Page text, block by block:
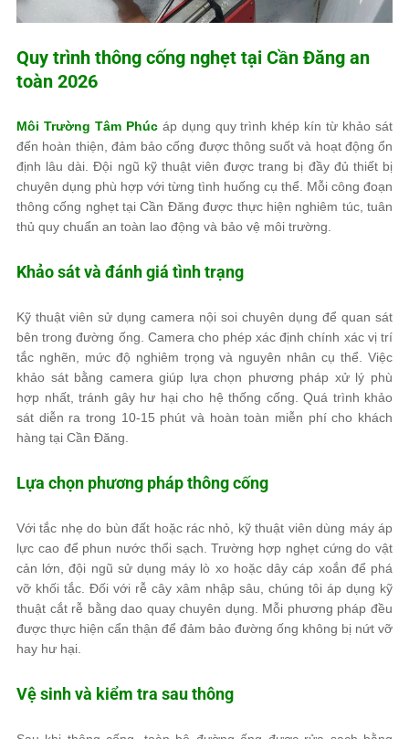
Quy trình thông cống nghẹt tại Cần Đăng an
toàn 2026
Môi Trường Tâm Phúcáp dụng quy trình khép kín từ khảo sát
đến hoàn thiện, đảm bảo cống được thông suốt và hoạt động ổn
định lâu dài. Đội ngũ kỹ thuật viên được trang bị đầy đủ thiết bị
chuyên dụng phù hợp với từng tình huống cụ thể. Mỗi công đoạn
thông cống nghẹt tại Cần Đăng được thực hiện nghiêm túc, tuân
thủ quy chuẩn an toàn lao động và bảo vệ môi trường.
Khảo sát và đánh giá tình trạng
Kỹ thuật viên sử dụng camera nội soi chuyên dụng để quan sát
bên trong đường ống. Camera cho phép xác định chính xác vị trí
tắc nghẽn, mức độ nghiêm trọng và nguyên nhân cụ thể. Việc
khảo sát bằng camera giúp lựa chọn phương pháp xử lý phù
hợp nhất, tránh gây hư hại cho hệ thống cống. Quá trình khảo
sát diễn ra trong 10-15 phút và hoàn toàn miễn phí cho khách
hàng tại Cần Đăng.
Lựa chọn phương pháp thông cống
Với tắc nhẹ do bùn đất hoặc rác nhỏ, kỹ thuật viên dùng máy áp
lực cao để phun nước thổi sạch. Trường hợp nghẹt cứng do vật
cản lớn, đội ngũ sử dụng máy lò xo hoặc dây cáp xoắn để phá
vỡ khối tắc. Đối với rễ cây xâm nhập sâu, chúng tôi áp dụng kỹ
thuật cắt rễ bằng dao quay chuyên dụng. Mỗi phương pháp đều
được thực hiện cẩn thận để đảm bảo đường ống không bị nứt vỡ
hay hư hại.
Vệ sinh và kiểm tra sau thông